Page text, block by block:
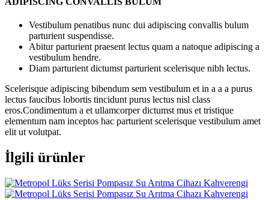
Vestibulum penatibus nunc dui adipiscing convallis bulum
parturient suspendisse.
Abitur parturient praesent lectus quam a natoque adipiscing a
vestibulum hendre.
Diam parturient dictumst parturient scelerisque nibh lectus.
Scelerisque adipiscing bibendum sem vestibulum et in a a a purus
lectus faucibus lobortis tincidunt purus lectus nisl class
eros.Condimentum a et ullamcorper dictumst mus et tristique
elementum nam inceptos hac parturient scelerisque vestibulum amet
elit ut volutpat.
İlgili ürünler